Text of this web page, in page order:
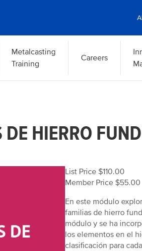
Metalcasting
Training
Careers
HIERRO
List Price $110.00
Member Price $55.00
En este módulo
familias de hierro
módulo y se ha
los elementos en el
clasificación para